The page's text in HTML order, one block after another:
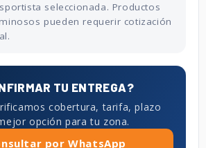
seleccionada. Productos
pueden requerir cotización
TU ENTREGA?
cobertura, tarifa, plazo
opción para tu zona.
por WhatsApp